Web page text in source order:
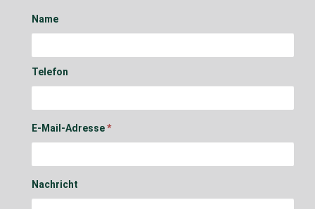
Name
Telefon
E-Mail-Adresse*
Nachricht